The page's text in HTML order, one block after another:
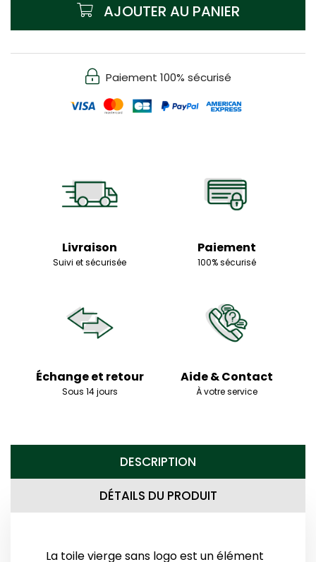
AJOUTER AU PANIER
Paiement 100% sécurisé
Livraison
Suivi et sécurisée
Paiement
100% sécurisé
Échange et retour
Sous 14 jours
Aide & Contact
À votre service
DESCRIPTION
DÉTAILS DU PRODUIT
La toile vierge sans logo est un élément